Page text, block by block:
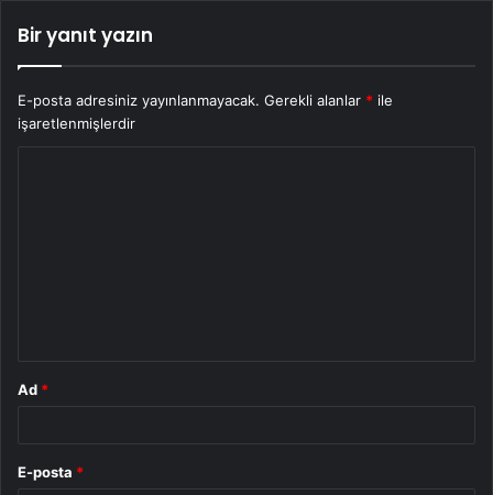
Bir yanıt yazın
E-posta adresiniz yayınlanmayacak. Gerekli alanlar * ile
işaretlenmişlerdir
Ad *
E-posta *